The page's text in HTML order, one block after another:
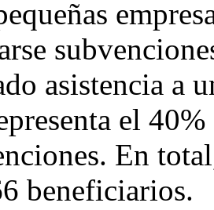
asistencia a
el
En
beneficiarios.